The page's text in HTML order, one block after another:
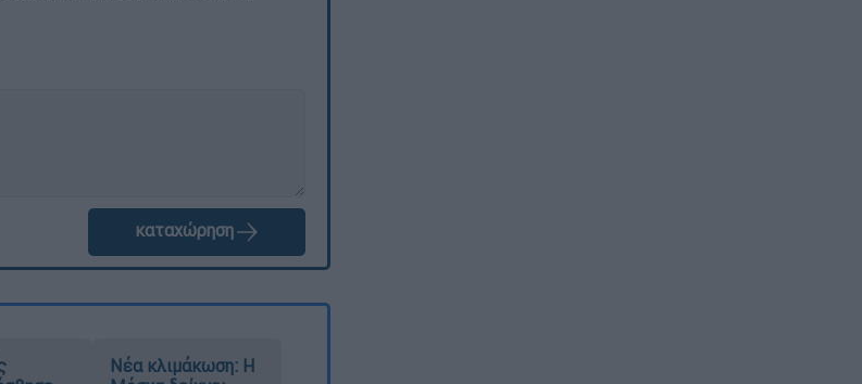
καταχώρηση
Νέα κλιμάκωση: Η